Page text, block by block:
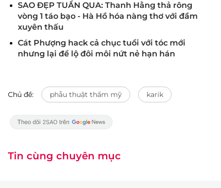
SAO ĐẸP TUẦN QUA: Thanh Hằng thả rông
vòng 1 táo bạo - Hà Hồ hóa nàng thơ với đầm
xuyên thấu
Cát Phượng hack cả chục tuổi với tóc mới
nhưng lại để lộ đôi môi nứt nẻ hạn hán
Chủ đề: phẫu thuật thẩm mỹ karik
Tin cùng chuyên mục